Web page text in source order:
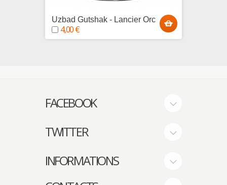
Uzbad Gutshak - Lancier Orc
4,00 €
FACEBOOK
TWITTER
INFORMATIONS